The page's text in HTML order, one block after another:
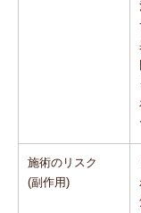
施術のリスク
(副作用)